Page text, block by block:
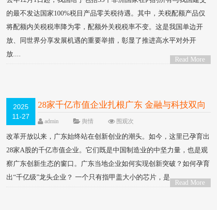
的最不发达国家100%税目产品零关税待遇。其中，关税配额产品仅
将配额内关税税率降为零，配额外关税税率不变。这是我国单边开
放、同世界分享发展机遇的重要举措，彰显了推进高水平对外开
放....
Read More
2025
11-27
28家千亿市值企业扎根广东 金融与科技双向
奔赴
admin 舆情 围观次
改革开放以来，广东始终站在创新创业的潮头。如今，这里已孕育出
28家A股的千亿市值企业。它们既是中国制造业的中坚力量，也是观
察广东创新生态的窗口。广东当地企业如何实现创新突破？如何孕育
出“千亿级”龙头企业？ 一个只有指甲盖大小的芯片，是....
Read More